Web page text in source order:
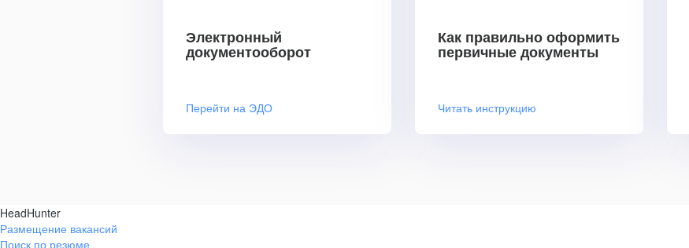
Электронный
документооборот
Перейти на ЭДО
Как правильно оформить
первичные документы
Читать инструкцию
HeadHunter
Размещение вакансий
Поиск по резюме